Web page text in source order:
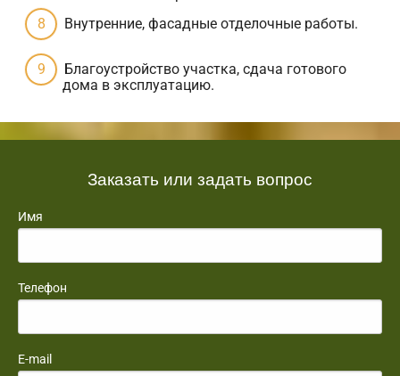
Внутренние, фасадные отделочные работы.
Благоустройство участка, сдача готового
дома в эксплуатацию.
Заказать или задать вопрос
Имя
Телефон
E-mail